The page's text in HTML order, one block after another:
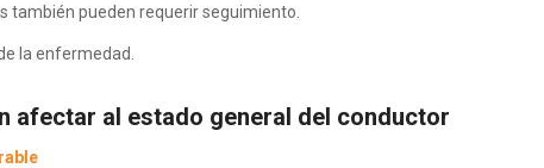
también pueden requerir seguimiento.
la enfermedad.
afectar al estado general del conductor